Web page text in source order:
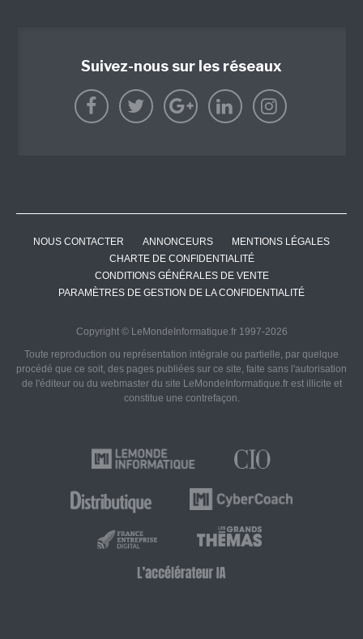
Suivez-nous sur les réseaux
NOUS CONTACTER ANNONCEURS
MENTIONS LÉGALES
CHARTE DE CONFIDENTIALITÉ
CONDITIONS GÉNÉRALES DE VENTE
PARAMÈTRES DE GESTION DE LA CONFIDENTIALITÉ
Copyright © LeMondeInformatique.fr 1997-2026
Toute reproduction ou représentation intégrale ou partielle, par quelque
procédé que ce soit, des pages publiées sur ce site, faite sans l'autorisation
de l'éditeur ou du webmaster du site LeMondeInformatique.fr est illicite et
constitue une contrefaçon.